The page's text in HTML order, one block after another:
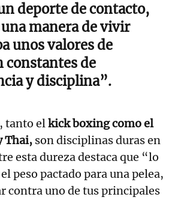
deporte de contacto,
manera de vivir
unos valores de
constantes de
y disciplina”.
tanto elkick boxing como el
Thai, son disciplinas duras en
esta dureza destaca que “lo
peso pactado para una pelea,
contra uno de tus principales